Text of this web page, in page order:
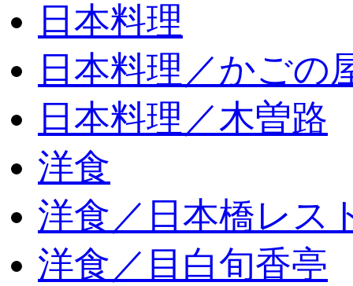
日本料理
日本料理／かごの
日本料理／木曽路
洋食
洋食／日本橋レス
洋食／目白旬香亭